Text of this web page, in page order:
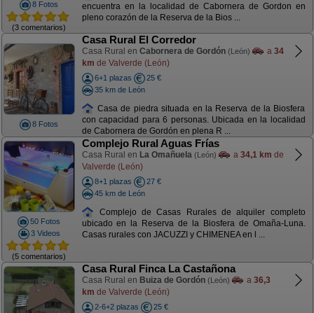
8 Fotos
(3 comentarios)
encuentra en la localidad de Cabornera de Gordon en
pleno corazón de la Reserva de la Bios ...
8 Fotos
Casa Rural El Corredor
Casa Rural en Cabornera de Gordón (León) a 34
km de Valverde (León)
6+1 plazas
25 €
35 km de León
Casa de piedra situada en la Reserva de la Biosfera
con capacidad para 6 personas. Ubicada en la localidad
de Cabornera de Gordón en plena R ...
50 Fotos
3 Videos
(5 comentarios)
Complejo Rural Aguas Frías
Casa Rural en La Omañuela (León) a 34,1 km de
Valverde (León)
8+1 plazas
27 €
45 km de León
Complejo de Casas Rurales de alquiler completo
ubicado en la Reserva de la Biosfera de Omaña-Luna.
Casas rurales con JACUZZI y CHIMENEA en l ...
Casa Rural Finca La Castañona
Casa Rural en Buiza de Gordón (León) a 36,3
km de Valverde (León)
2-6+2 plazas
25 €